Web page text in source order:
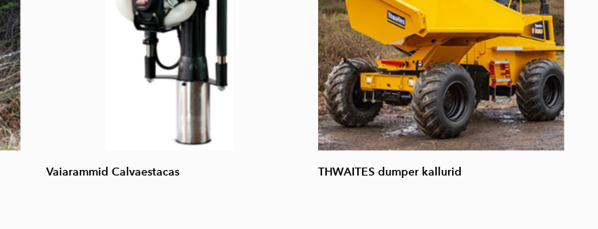
Vaiarammid Calvaestacas THWAITES dumper kallurid